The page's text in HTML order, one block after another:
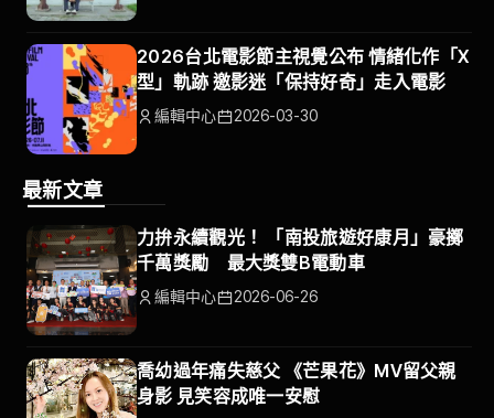
2026台北電影節主視覺公布 情緒化作「X
型」軌跡 邀影迷「保持好奇」走入電影
編輯中心 2026-03-30
最新文章
力拚永續觀光！ 「南投旅遊好康月」豪擲
千萬獎勵 最大獎雙B電動車
編輯中心 2026-06-26
喬幼過年痛失慈父 《芒果花》MV留父親
身影 見笑容成唯一安慰